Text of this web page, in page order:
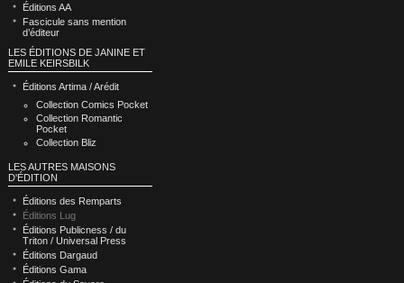
Éditions AA
Fascicule sans mention
d’éditeur
LES ÉDITIONS DE JANINE ET
EMILE KEIRSBILK
Éditions Artima / Arédit
Collection Comics Pocket
Collection Romantic
Pocket
Collection Bliz
LES AUTRES MAISONS
D'ÉDITION
Éditions des Remparts
Éditions Lug
Éditions Publicness / du
Triton / Universal Press
Éditions Dargaud
Éditions Gama